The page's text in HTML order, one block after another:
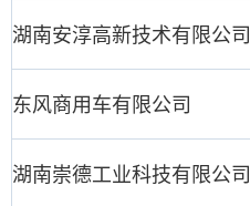
湖南安淳高新技术有限公司
东风商用车有限公司
湖南崇德工业科技有限公司